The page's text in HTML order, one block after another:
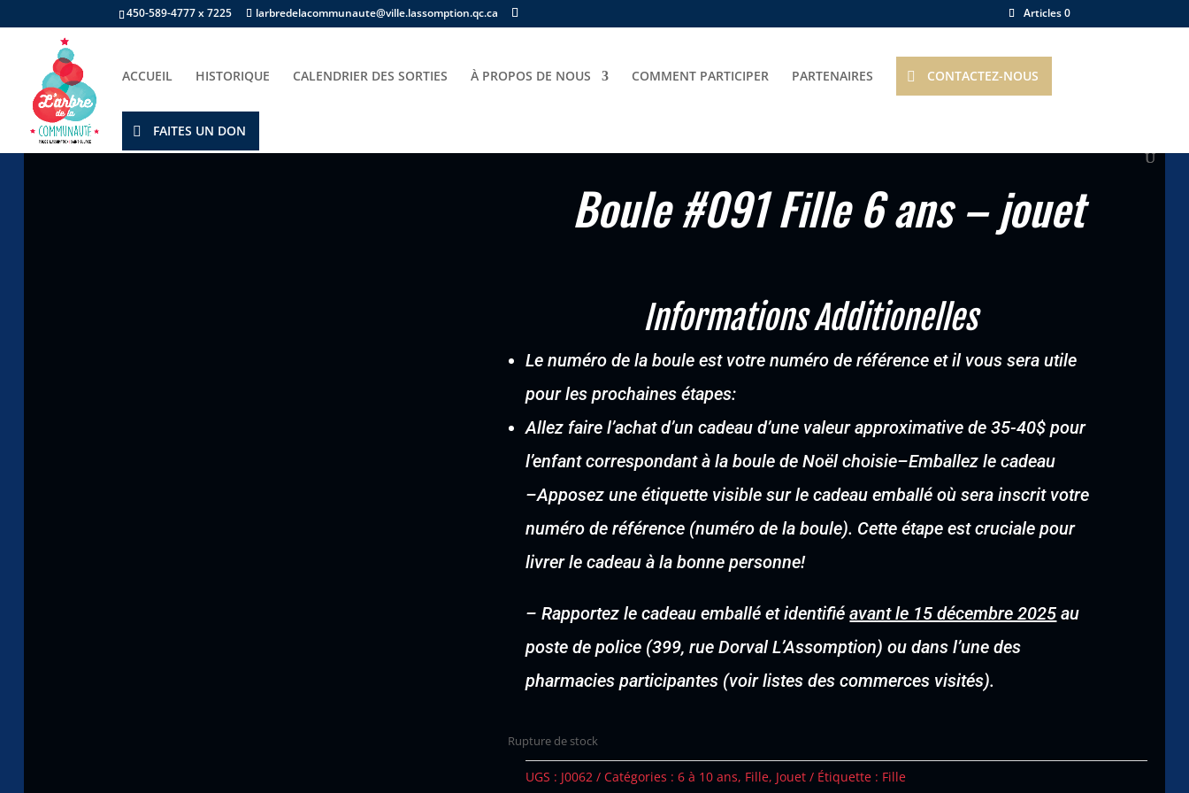
450-589-4777 x 7225 larbredelacommunaute@ville.lassomption.qc.ca Articles 0
ACCUEIL HISTORIQUE CALENDRIER DES SORTIES À PROPOS DE NOUS COMMENT PARTICIPER PARTENAIRES CONTACTEZ-NOUS
FAITES UN DON
Accueil
Boule #091 Fille 6 ans – jouet
Informations Additionelles
Le numéro de la boule est votre numéro de référence et il vous sera utile
pour les prochaines étapes:
Allez faire l’achat d’un cadeau d’une valeur approximative de 35-40$ pour
l’enfant correspondant à la boule de Noël choisie–Emballez le cadeau
–Apposez une étiquette visible sur le cadeau emballé où sera inscrit votre
numéro de référence (numéro de la boule). Cette étape est cruciale pour
livrer le cadeau à la bonne personne!
–Rapportez le cadeau emballé et identifiéavant le 15 décembre 2025 au
poste de police (399, rue Dorval L’Assomption) ou dans l’une des
pharmacies participantes (voir listes des commerces visités).
Rupture de stock
UGS : J0062 Catégories :6 à 10 ans, Fille, Jouet Étiquette : Fille